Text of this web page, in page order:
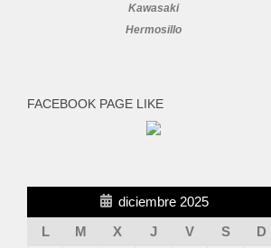
Kawasaki
Hermosillo
FACEBOOK PAGE LIKE
diciembre 2025
L
M X J V S
D